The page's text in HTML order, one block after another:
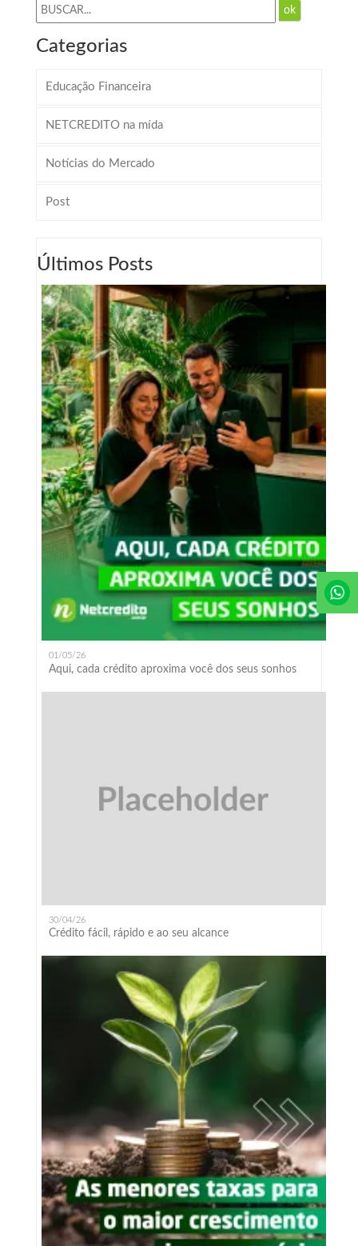
ok
Categorias
Educação Financeira
NETCREDITO na mída
Notícias do Mercado
Post
Últimos Posts
01/05/26
Aqui, cada crédito aproxima você dos seus sonhos
30/04/26
Crédito fácil, rápido e ao seu alcance